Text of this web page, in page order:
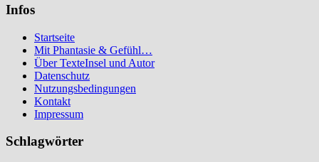
Infos
Startseite
Mit Phantasie & Gefühl…
Über TexteInsel und Autor
Datenschutz
Nutzungsbedingungen
Kontakt
Impressum
Schlagwörter